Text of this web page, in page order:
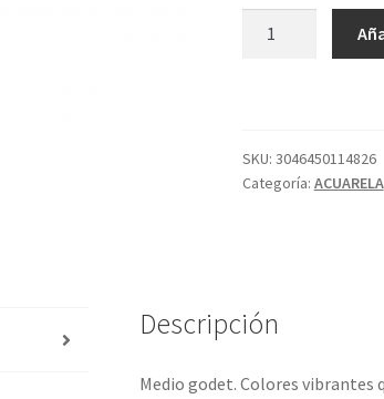
COB
CL
SKU: 3046450114826
Categoría: ACUARELA
Descripción
Medio godet. Colores